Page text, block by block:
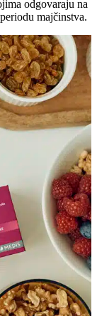
odgovaraju na
majčinstva.